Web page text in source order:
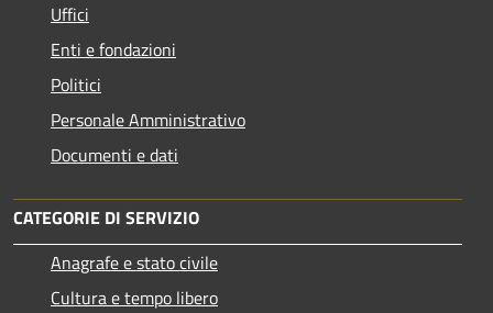
Uffici
Enti e fondazioni
Politici
Personale Amministrativo
Documenti e dati
CATEGORIE DI SERVIZIO
Anagrafe e stato civile
Cultura e tempo libero